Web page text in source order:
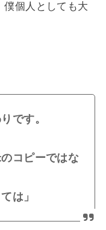
僕個人としても大
です。
コピーではな
は」